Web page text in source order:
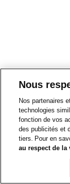
Nous
Nos partenaires
technologies
fonction de vos
des publicités et
tiers. Pour en
au respect de la